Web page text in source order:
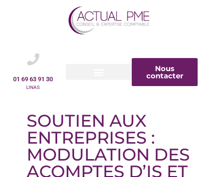
01 69 63 91 30
LINAS
Nous
contacter
SOUTIEN AUX
ENTREPRISES :
MODULATION DES
ACOMPTES D’IS ET